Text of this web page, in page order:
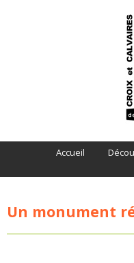
Accueil
Un monument